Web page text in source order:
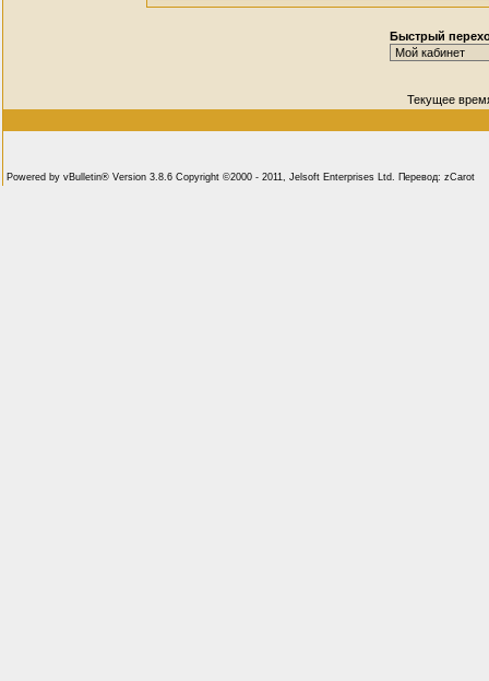
Быстрый
Текущее
Powered by vBulletin® Version 3.8.6 Copyright ©2000 - 2011, Jelsoft Enterprises Ltd. Перевод: zCarot